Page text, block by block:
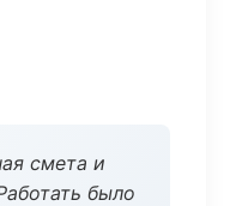
смета и
было